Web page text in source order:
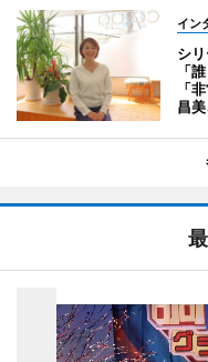
イン
シ
「
「
昌